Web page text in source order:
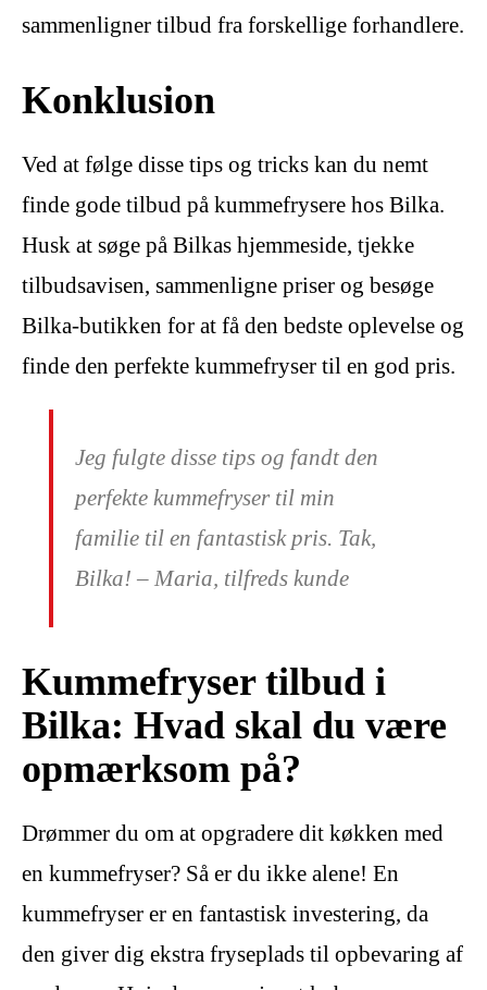
sammenligner tilbud fra forskellige forhandlere.
Konklusion
Ved at følge disse tips og tricks kan du nemt
finde gode tilbud på kummefrysere hos Bilka.
Husk at søge på Bilkas hjemmeside, tjekke
tilbudsavisen, sammenligne priser og besøge
Bilka-butikken for at få den bedste oplevelse og
finde den perfekte kummefryser til en god pris.
Jeg fulgte disse tips og fandt den
perfekte kummefryser til min
familie til en fantastisk pris. Tak,
Bilka! – Maria, tilfreds kunde
Kummefryser tilbud i
Bilka: Hvad skal du være
opmærksom på?
Drømmer du om at opgradere dit køkken med
en kummefryser? Så er du ikke alene! En
kummefryser er en fantastisk investering, da
den giver dig ekstra fryseplads til opbevaring af